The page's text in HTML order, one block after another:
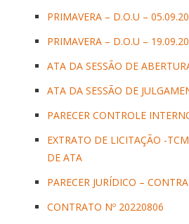
PRIMAVERA – D.O.U –
PRIMAVERA – D.O.U –
ATA DA SESSÃO DE
ATA DA SESSÃO DE
PARECER CONTROLE
EXTRATO DE LICITAÇÃO -
DE ATA
PARECER JURÍDICO –
CONTRATO Nº 20220806